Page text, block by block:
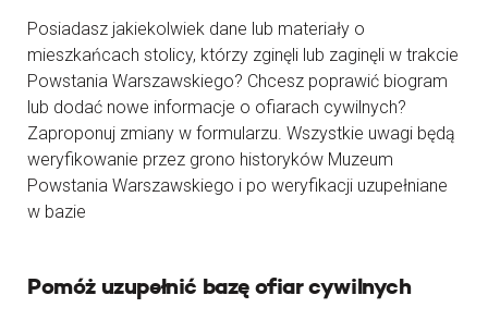
Posiadasz jakiekolwiek dane lub materiały o
mieszkańcach stolicy, którzy zginęli lub zaginęli w trakcie
Powstania Warszawskiego? Chcesz poprawić biogram
lub dodać nowe informacje o ofiarach cywilnych?
Zaproponuj zmiany w formularzu. Wszystkie uwagi będą
weryfikowanie przez grono historyków Muzeum
Powstania Warszawskiego i po weryfikacji uzupełniane
w bazie
Pomóż uzupełnić bazę ofiar cywilnych